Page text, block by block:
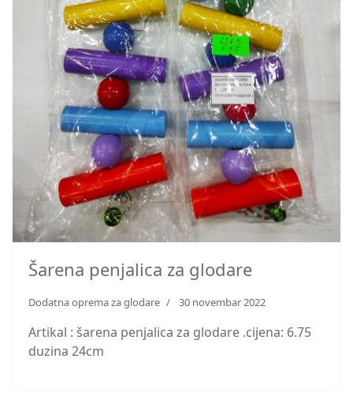
Šarena penjalica za glodare
Dodatna oprema za glodare 30 novembar 2022
Artikal : šarena penjalica za glodare .cijena: 6.75
duzina 24cm